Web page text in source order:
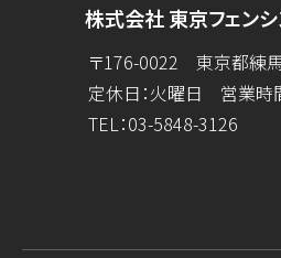
株式会社 東京フェン
〒176-0022 東京都練馬
定休日：火曜日 営業時
TEL：03-5848-3126